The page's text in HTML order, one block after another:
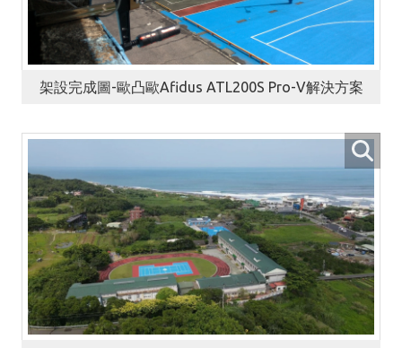
架設完成圖-歐凸歐Afidus ATL200S Pro-V解決方案